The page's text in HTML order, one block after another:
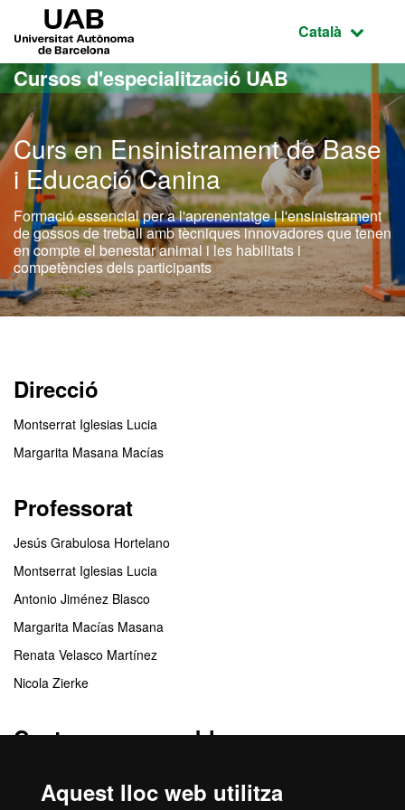
Aquest lloc web utilitza
Ves al contingut principal
Ves a la navegació de la pàgina
Idioma
Català
Cursos d'especialització UAB
Curs en Ensinistrament de Base
i Educació Canina
Formació essencial per a l'aprenentatge i l'ensinistrament
de gossos de treball amb tècniques innovadores que tenen
en compte el benestar animal i les habilitats i
competències dels participants
Direcció
Montserrat Iglesias Lucia
Margarita Masana Macías
Professorat
Jesús Grabulosa Hortelano
Montserrat Iglesias Lucia
Antonio Jiménez Blasco
Margarita Macías Masana
Renata Velasco Martínez
Nicola Zierke
Centres responsables